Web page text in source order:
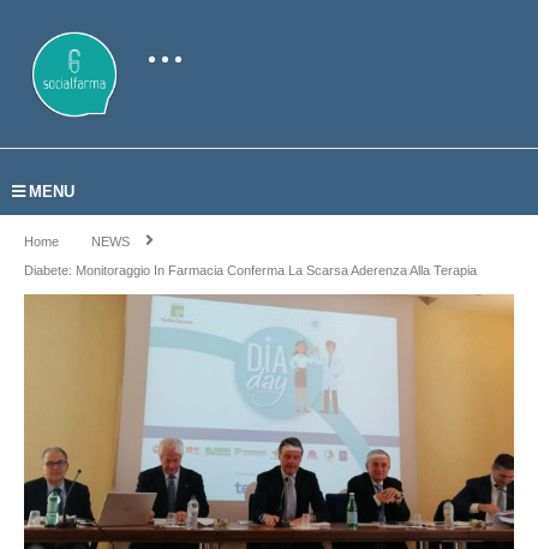
MENU
Home
NEWS
Diabete: Monitoraggio In Farmacia Conferma La Scarsa Aderenza Alla Terapia